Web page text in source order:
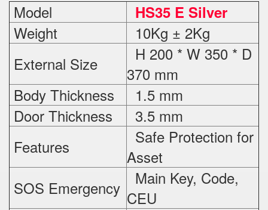
Model HS35 E Silver
Weight
10Kg ± 2Kg
External Size
H 200 * W 350 * D
370 mm
Body Thickness
1.5 mm
Door Thickness
3.5 mm
Features
Safe Protection for
Asset
SOS Emergency
Main Key, Code,
CEU